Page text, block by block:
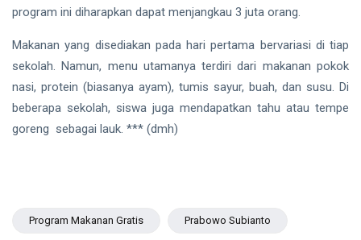
program ini diharapkan dapat menjangkau 3 juta orang.
Makanan yang disediakan pada hari pertama bervariasi di tiap
sekolah. Namun, menu utamanya terdiri dari makanan pokok
nasi, protein (biasanya ayam), tumis sayur, buah, dan susu. Di
beberapa sekolah, siswa juga mendapatkan tahu atau tempe
goreng sebagai lauk. *** (dmh)
Program Makanan Gratis Prabowo Subianto